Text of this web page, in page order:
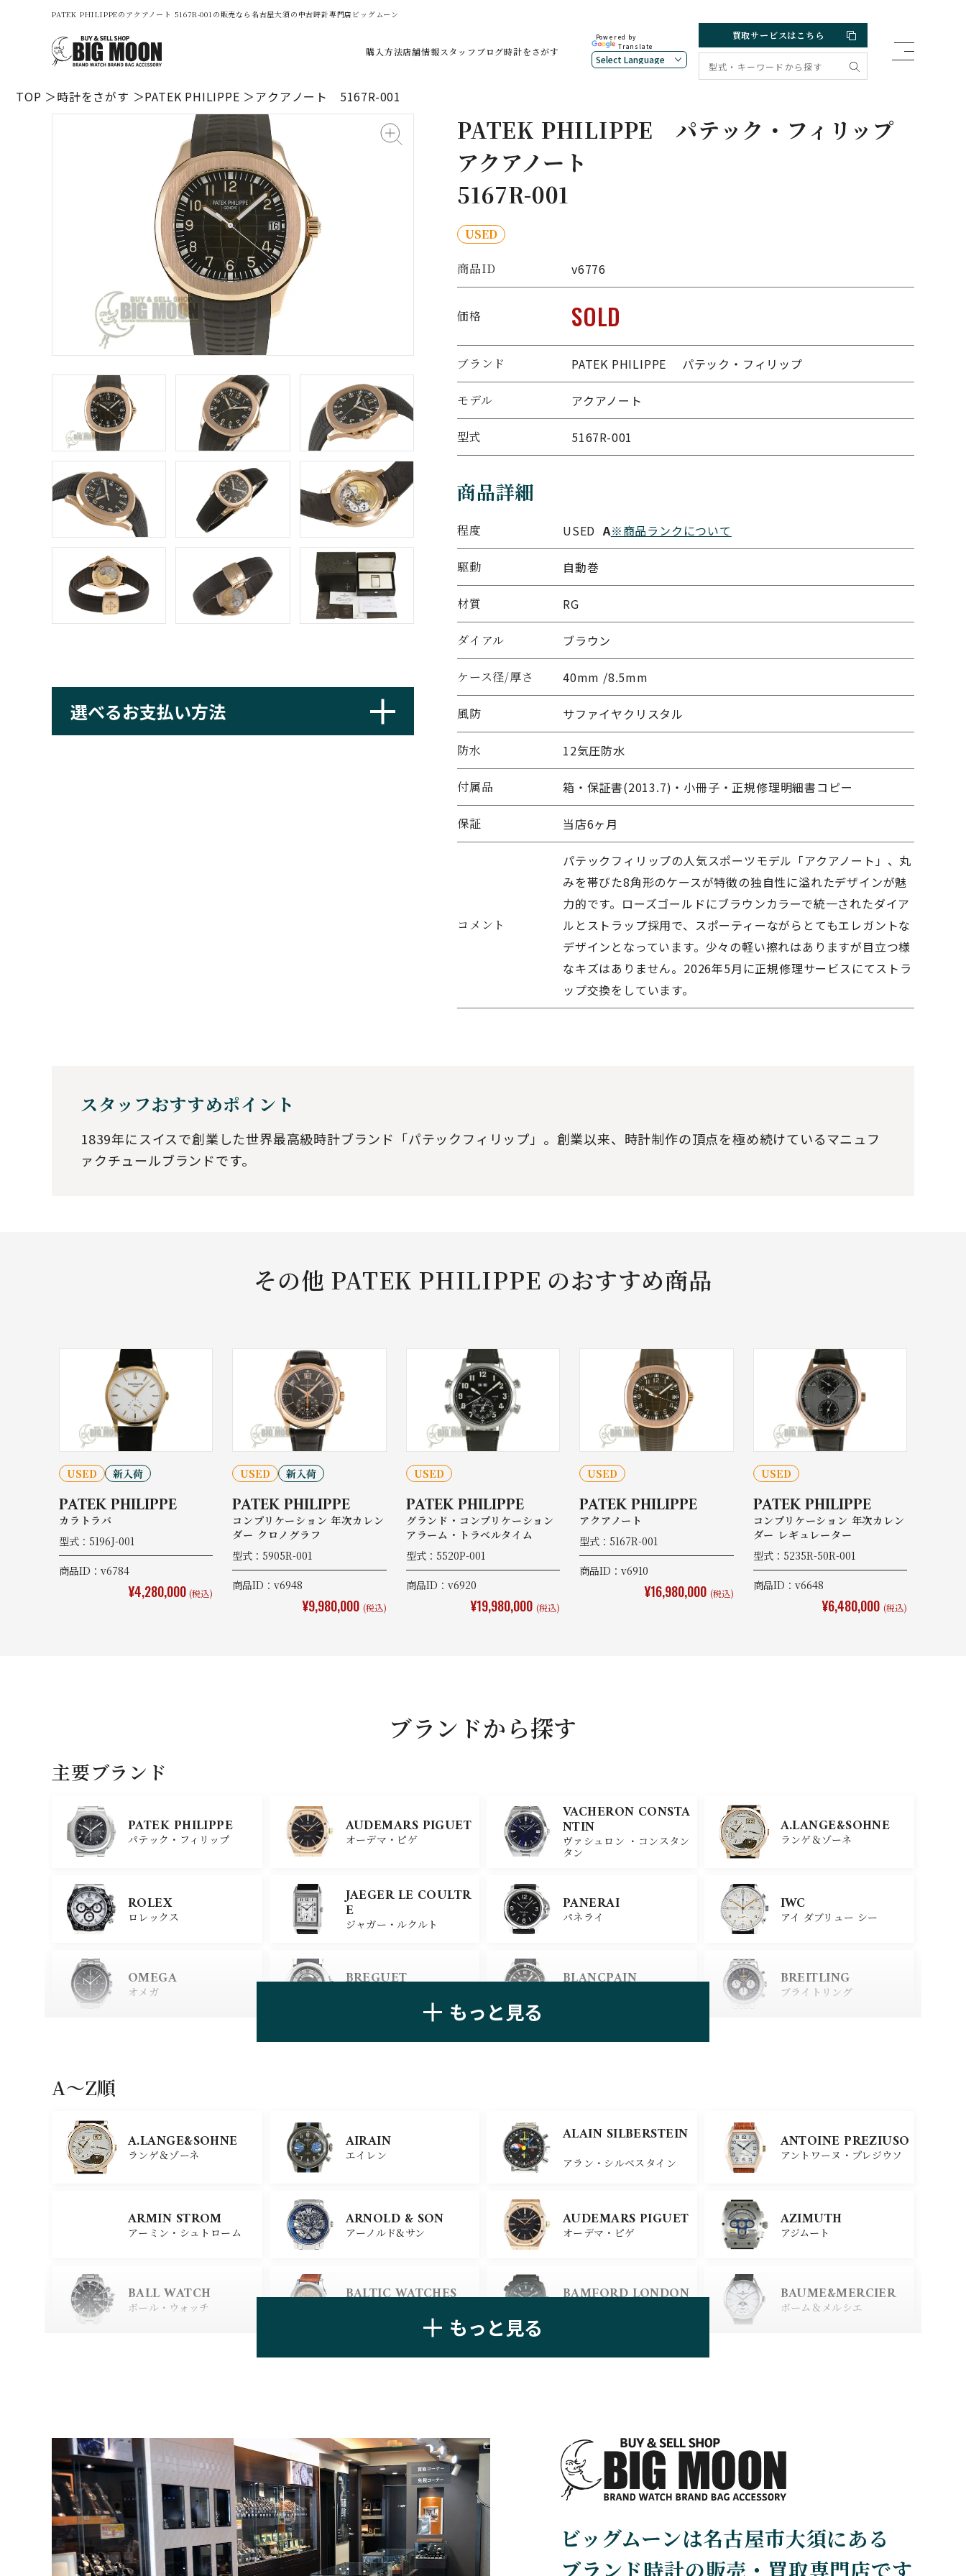
PATEK PHILIPPEのアクアノート 5167R-001の販売なら名古屋大須の中古時計専門店ビッグムーン
購入方法店舗情報スタッフブログ時計をさがす
Powered by
Translate
買取サービスはこちら
TOP 時計をさがす PATEK PHILIPPE アクアノート 5167R-001
選べるお支払い方法
PATEK PHILIPPE パテック・フィリップ
アクアノート
5167R-001
USED
商品ID v6776
価格 SOLD
ブランド PATEK PHILIPPE パテック・フィリップ
モデル アクアノート
型式 5167R-001
商品詳細
程度 USED A※商品ランクについて
駆動 自動巻
材質 RG
ダイアル ブラウン
ケース径/厚さ 40mm /8.5mm
風防 サファイヤクリスタル
防水 12気圧防水
付属品 箱・保証書(2013.7)・小冊子・正規修理明細書コピー
保証 当店6ヶ月
コメント
パテックフィリップの人気スポーツモデル「アクアノート」、丸
みを帯びた8角形のケースが特徴の独自性に溢れたデザインが魅
力的です。ローズゴールドにブラウンカラーで統一されたダイア
ルとストラップ採用で、スポーティーながらとてもエレガントな
デザインとなっています。少々の軽い擦れはありますが目立つ様
なキズはありません。2026年5月に正規修理サービスにてストラ
ップ交換をしています。
スタッフおすすめポイント
1839年にスイスで創業した世界最高級時計ブランド「パテックフィリップ」。創業以来、時計制作の頂点を極め続けているマニュフ
ァクチュールブランドです。
その他 PATEK PHILIPPE のおすすめ商品
USED 新入荷
PATEK PHILIPPE
カラトラバ
型式：5196J-001
商品ID：v6784
¥4,280,000 (税込)
USED 新入荷
PATEK PHILIPPE
コンプリケーション 年次カレン
ダー クロノグラフ
型式：5905R-001
商品ID：v6948
¥9,980,000 (税込)
USED
PATEK PHILIPPE
グランド・コンプリケーション
アラーム・トラベルタイム
型式：5520P-001
商品ID：v6920
¥19,980,000 (税込)
USED
PATEK PHILIPPE
アクアノート
型式：5167R-001
商品ID：v6910
¥16,980,000 (税込)
USED
PATEK PHILIPPE
コンプリケーション 年次カレン
ダー レギュレーター
型式：5235R-50R-001
商品ID：v6648
¥6,480,000 (税込)
ブランドから探す
主要ブランド
PATEK PHILIPPE
パテック・フィリップ
AUDEMARS PIGUET
オーデマ・ピゲ
VACHERON CONSTA
NTIN
ヴァシュロン ・コンスタン
タン
A.LANGE&SOHNE
ランゲ＆ゾーネ
ROLEX
ロレックス
JAEGER LE COULTR
E
ジャガー・ルクルト
PANERAI
パネライ
IWC
アイ ダブリュー シー
OMEGA
オメガ
BREGUET BLANCPAIN BREITLING
ブライトリング
X
ジラール・ペルゴ
ユリスナルダン
BELL＆ROSS
ベル＆ロス ジン
カルティエ シャネル ショパール セイコー
グラスヒュッテ・オリジナ
ル
クロノスイス
アラン・シルベスタイン
シチズン
もっと見る
A〜Z順
A.LANGE&SOHNE
ランゲ＆ゾーネ
AIRAIN
エイレン
ALAIN SILBERSTEIN
アラン・シルベスタイン
ANTOINE PREZIUSO
アントワーヌ・プレジウソ
ARMIN STROM
アーミン・シュトローム
ARNOLD & SON
アーノルド&サン
AUDEMARS PIGUET
オーデマ・ピゲ
AZIMUTH
アジムート
BALL WATCH
ボール・ウォッチ
BALTIC WATCHES BAMFORD LONDON BAUME&MERCIER
ボーム＆メルシエ
BOVET
ボヴェ
BREGUET
ブレゲ
BREITLING
ブライトリング
shutte
BULOVA
ブローバ
BVLGARI
ブルガリ
CARL F. BUCHERER
カール F. ブヘラ
CARTIER
カルティエ
もっと見る
ビッグムーンは名古屋市大須にある
ブランド時計の販売・買取専門店です